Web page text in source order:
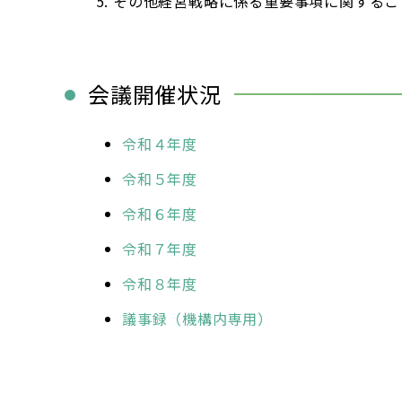
会議開催状況
令和４年度
令和５年度
令和６年度
令和７年度
令和８年度
議事録（機構内専用）